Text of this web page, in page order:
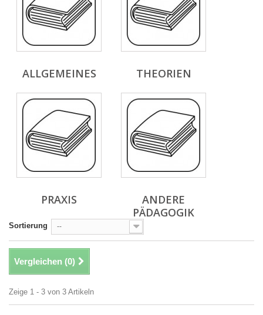
ALLGEMEINES THEORIEN
PRAXIS
ANDERE
PÄDAGOGIK
Sortierung --
Vergleichen (0)
Zeige 1 - 3 von 3 Artikeln